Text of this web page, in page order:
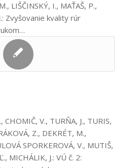
LIŠČINSKÝ, I., MAŤAŠ, P.,
Zvyšovanie kvality rúr
CHOMIČ, V., TURŇA, J., TURIS,
Z., DEKRÉT, M.,
SPORKEROVÁ, V., MUTIŠ,
MICHÁLIK, J.: VÚ č. 2: